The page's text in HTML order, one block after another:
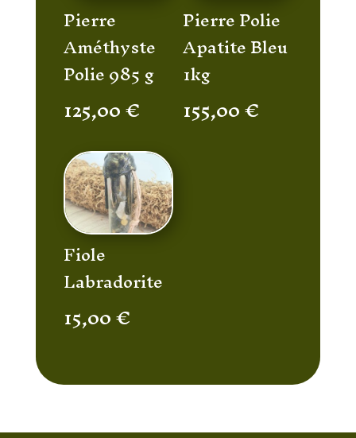
Pierre
Améthyste
Polie 985 g
125,00€
Pierre Polie
Apatite Bleu
1kg
155,00€
Fiole
Labradorite
15,00€